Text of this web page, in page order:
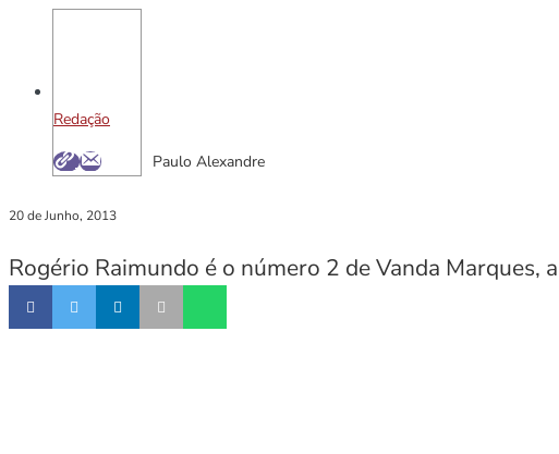
Redação
Paulo Alexandre
20 de Junho, 2013
Rogério Raimundo é o número 2 de Vanda Marques,